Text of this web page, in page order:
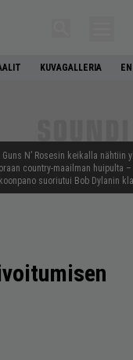
KUVAGALLERIA
Guns N’ Rosesin keikalla nähtiin
country-maailman huipulta
suoriutui Bob Dylanin